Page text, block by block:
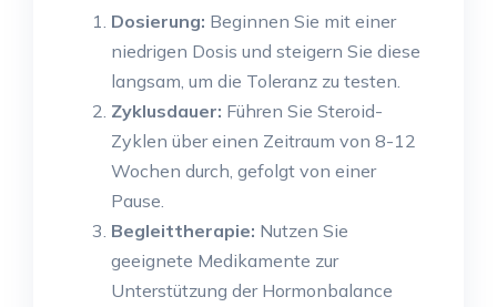
Dosierung: Beginnen Sie mit einer
niedrigen Dosis und steigern Sie diese
langsam, um die Toleranz zu testen.
Zyklusdauer: Führen Sie Steroid-
Zyklen über einen Zeitraum von 8-12
Wochen durch, gefolgt von einer
Pause.
Begleittherapie: Nutzen Sie
geeignete Medikamente zur
Unterstützung der Hormonbalance